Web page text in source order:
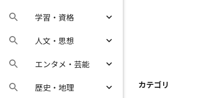
学習・資格
人文・思想
エンタメ・芸能
歴史・地理
カテゴリ